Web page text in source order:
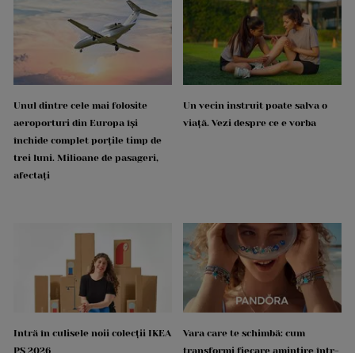
Unul dintre cele mai folosite
aeroporturi din Europa își
închide complet porțile timp de
trei luni. Milioane de pasageri,
afectați
Un vecin instruit poate salva o
viață. Vezi despre ce e vorba
Intră în culisele noii colecții IKEA
PS 2026
Vara care te schimbă: cum
transformi fiecare amintire într-